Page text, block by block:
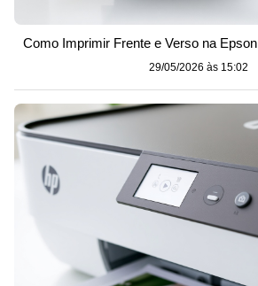
Como Imprimir Frente e Verso na
29/05/2026 às 15:02